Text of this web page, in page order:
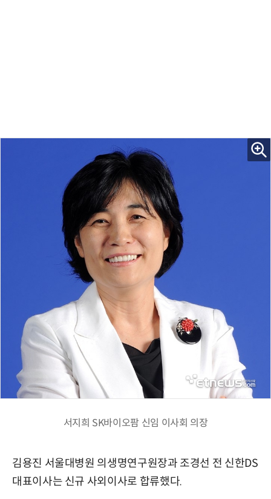
서지희 SK바이오팜 신임 이사회 의장
김용진 서울대병원 의생명연구원장과 조경선 전 신한DS
대표이사는 신규 사외이사로 합류했다.